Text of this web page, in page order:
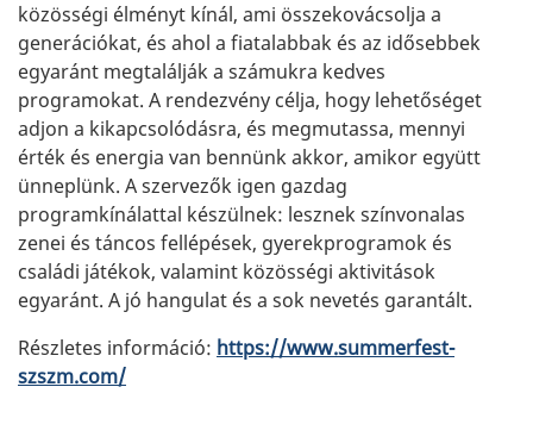
közösségi élményt kínál, ami összekovácsolja a
generációkat, és ahol a fiatalabbak és az idősebbek
egyaránt megtalálják a számukra kedves
programokat. A rendezvény célja, hogy lehetőséget
adjon a kikapcsolódásra, és megmutassa, mennyi
érték és energia van bennünk akkor, amikor együtt
ünneplünk. A szervezők igen gazdag
programkínálattal készülnek: lesznek színvonalas
zenei és táncos fellépések, gyerekprogramok és
családi játékok, valamint közösségi aktivitások
egyaránt. A jó hangulat és a sok nevetés garantált.
Részletes információ: https://www.summerfest-
szszm.com/